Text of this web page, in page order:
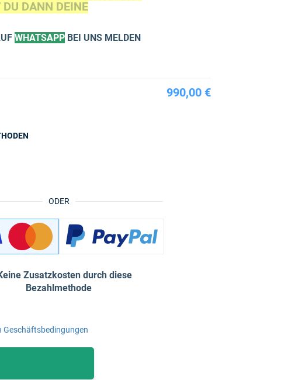
DANN DEINE
WHATSAPP BEI UNS MELDEN
990,00 €
ODER
Zusatzkosten durch diese
Bezahlmethode
Geschäftsbedingungen